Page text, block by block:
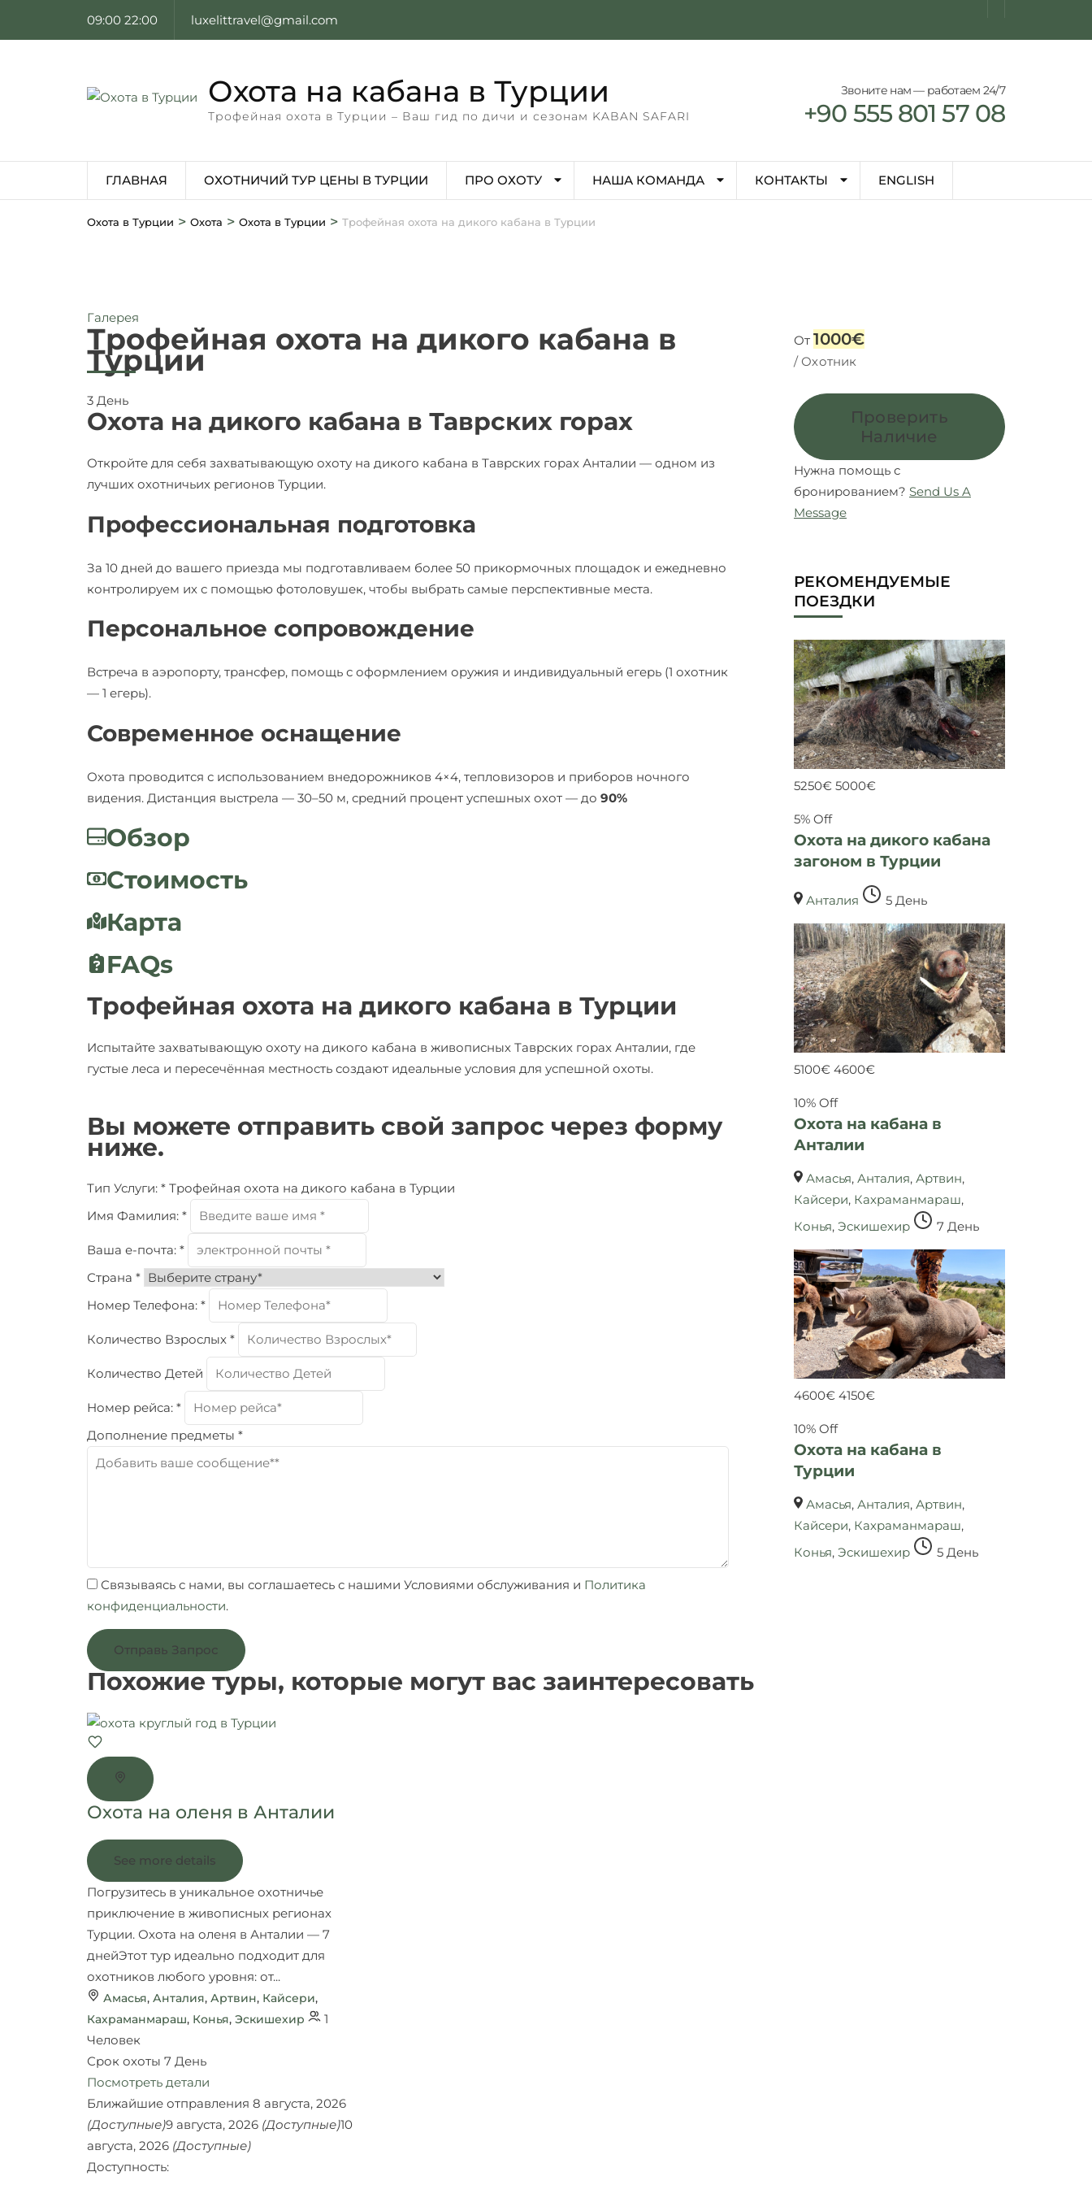
09:00 22:00 luxelittravel@gmail.com
Охота на кабана в Турции
Трофейная охота в Турции – Ваш гид по дичи и сезонам KABAN SAFARI
Звоните нам — работаем 24/7
+90 555 801 57 08
ГЛАВНАЯ ОХОТНИЧИЙ ТУР ЦЕНЫ В ТУРЦИИ ПРО ОХОТУ НАША КОМАНДА КОНТАКТЫ ENGLISH
Охота в Турции > Охота > Охота в Турции > Трофейная охота на дикого кабана в Турции
Галерея
Трофейная охота на дикого кабана в
Турции
3 День
Охота на дикого кабана в Таврских горах
Откройте для себя захватывающую охоту на дикого кабана в Таврских горах Анталии — одном из
лучших охотничьих регионов Турции.
Профессиональная подготовка
За 10 дней до вашего приезда мы подготавливаем более 50 прикормочных площадок и ежедневно
контролируем их с помощью фотоловушек, чтобы выбрать самые перспективные места.
Персональное сопровождение
Встреча в аэропорту, трансфер, помощь с оформлением оружия и индивидуальный егерь (1 охотник
— 1 егерь).
Современное оснащение
Охота проводится с использованием внедорожников 4×4, тепловизоров и приборов ночного
видения. Дистанция выстрела — 30–50 м, средний процент успешных охот — до 90%
Обзор
Стоимость
Карта
FAQs
Трофейная охота на дикого кабана в Турции
Испытайте захватывающую охоту на дикого кабана в живописных Таврских горах Анталии, где
густые леса и пересечённая местность создают идеальные условия для успешной охоты.
Вы можете отправить свой запрос через форму
ниже.
Тип Услуги: * Трофейная охота на дикого кабана в Турции
Имя Фамилия: *
Ваша е-почта: *
Страна *
Номер Телефона: *
Количество Взрослых *
Количество Детей
Номер рейса: *
Дополнение предметы *
Связываясь с нами, вы соглашаетесь с нашими Условиями обслуживания и Политика
конфиденциальности.
Отправь Запрос
От 1000€
/ Охотник
Проверить
Наличие
Нужна помощь с
бронированием? Send Us A
Message
РЕКОМЕНДУЕМЫЕ
ПОЕЗДКИ
5250€ 5000€
5% Off
Охота на дикого кабана
загоном в Турции
Анталия 5 День
5100€ 4600€
10% Off
Охота на кабана в
Анталии
Амасья,Анталия,Артвин,
Кайсери, Кахраманмараш,
Конья, Эскишехир 7 День
4600€ 4150€
10% Off
Охота на кабана в
Турции
Амасья,Анталия,Артвин,
Кайсери, Кахраманмараш,
Конья, Эскишехир 5 День
Похожие туры, которые могут вас заинтересовать
Охота на оленя в Анталии
See more details
Погрузитесь в уникальное охотничье
приключение в живописных регионах
Турции. Охота на оленя в Анталии — 7
днейЭтот тур идеально подходит для
охотников любого уровня: от...
Амасья, Анталия, Артвин, Кайсери,
Кахраманмараш, Конья, Эскишехир
1
Человек
Срок охоты 7 День
Посмотреть детали
Ближайшие отправления 8 августа, 2026
(Доступные)9 августа, 2026 (Доступные)10
августа, 2026 (Доступные)
Доступность: